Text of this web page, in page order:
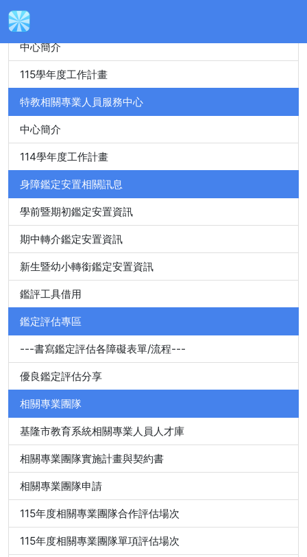
身心障礙特殊教育資源中心
中心簡介
115學年度工作計畫
特教相關專業人員服務中心
中心簡介
114學年度工作計畫
身障鑑定安置相關訊息
學前暨期初鑑定安置資訊
期中轉介鑑定安置資訊
新生暨幼小轉銜鑑定安置資訊
鑑評工具借用
鑑定評估專區
---書寫鑑定評估各障礙表單/流程---
優良鑑定評估分享
相關專業團隊
基隆市教育系統相關專業人員人才庫
相關專業團隊實施計畫與契約書
相關專業團隊申請
115年度相關專業團隊合作評估場次
115年度相關專業團隊單項評估場次